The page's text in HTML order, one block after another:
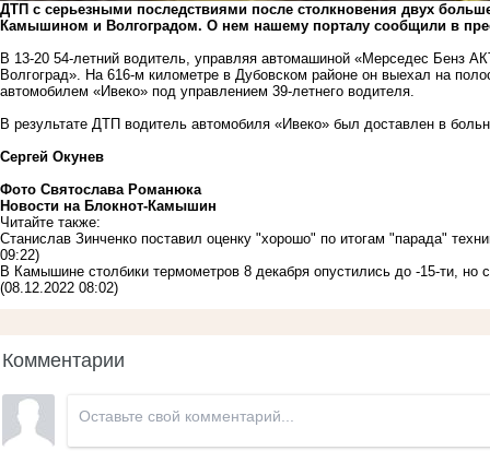
ДТП с серьезными последствиями после столкновения двух
Камышином и Волгоградом. О нем нашему порталу сообщили в
В 13-20 54-летний водитель, управляя автомашиной «Мерседес Бенз
Волгоград». На 616-м километре в Дубовском районе он выехал на
автомобилем «Ивеко» под управлением 39-летнего водителя.
В результате ДТП водитель автомобиля «Ивеко» был доставлен в
Сергей Окунев
Фото Святослава Романюка
Новости на Блoкнoт-Камышин
Читайте также:
Станислав Зинченко поставил оценку "хорошо" по итогам "парада"
09:22)
В Камышине столбики термометров 8 декабря опустились до -15-ти, но
(08.12.2022 08:02)
Комментарии